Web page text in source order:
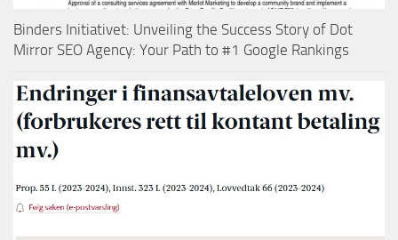
Binders Initiativet: Unveiling the Success Story of Dot
Mirror SEO Agency: Your Path to #1 Google Rankings